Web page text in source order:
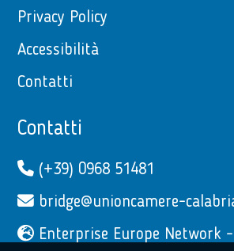
Privacy Policy
Accessibilità
Contatti
Contatti
(+39) 0968 51481
bridge@unioncamere-
Enterprise Europe Network